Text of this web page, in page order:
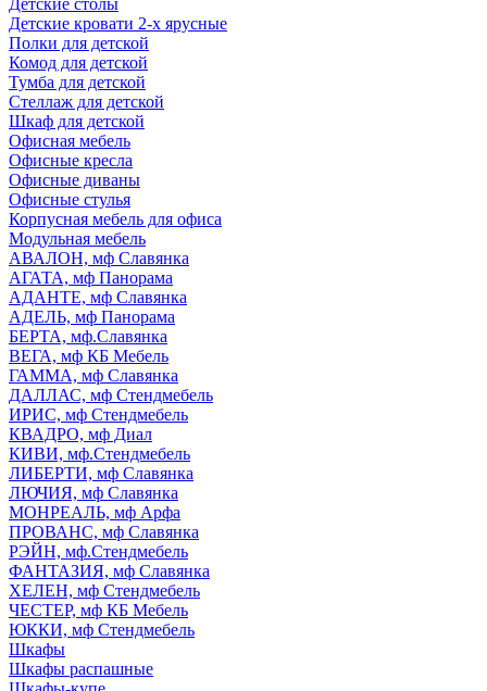
Детские столы
Детские кровати 2-х ярусные
Полки для детской
Комод для детской
Тумба для детской
Стеллаж для детской
Шкаф для детской
Офисная мебель
Офисные кресла
Офисные диваны
Офисные стулья
Корпусная мебель для офиса
Модульная мебель
АВАЛОН, мф Славянка
АГАТА, мф Панорама
АДАНТЕ, мф Славянка
АДЕЛЬ, мф Панорама
БЕРТА, мф.Славянка
ВЕГА, мф КБ Мебель
ГАММА, мф Славянка
ДАЛЛАС, мф Стендмебель
ИРИС, мф Стендмебель
КВАДРО, мф Диал
КИВИ, мф.Стендмебель
ЛИБЕРТИ, мф Славянка
ЛЮЧИЯ, мф Славянка
МОНРЕАЛЬ, мф Арфа
ПРОВАНС, мф Славянка
РЭЙН, мф.Стендмебель
ФАНТАЗИЯ, мф Славянка
ХЕЛЕН, мф Стендмебель
ЧЕСТЕР, мф КБ Мебель
ЮККИ, мф Стендмебель
Шкафы
Шкафы распашные